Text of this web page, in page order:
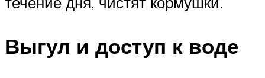
Выгул и доступ к воде